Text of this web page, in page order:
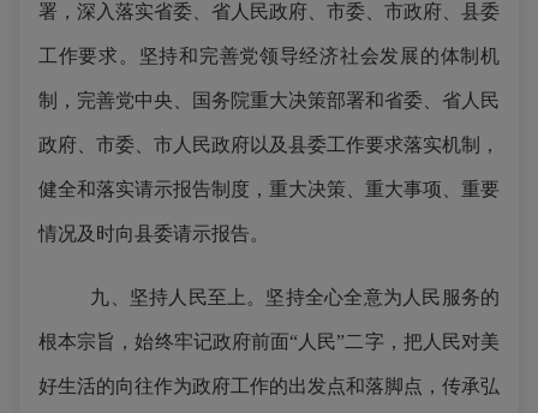
署，深入落实省委、省人民政府、市委、市政府、县委
工作要求。坚持和完善党领导经济社会发展的体制机
制，完善党中央、国务院重大决策部署和省委、省人民
政府、市委、市人民政府以及县委工作要求落实机制，
健全和落实请示报告制度，重大决策、重大事项、重要
情况及时向县委请示报告。
九、坚持人民至上。坚持全心全意为人民服务的
根本宗旨，始终牢记政府前面“人民”二字，把人民对美
好生活的向往作为政府工作的出发点和落脚点，传承弘